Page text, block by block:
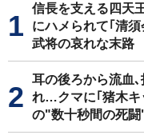
信長を支える四天
にハメられて｢清
武将の哀れな末路
耳の後ろから流血
れ…クマに｢猪木キ
の"数十秒間の死闘